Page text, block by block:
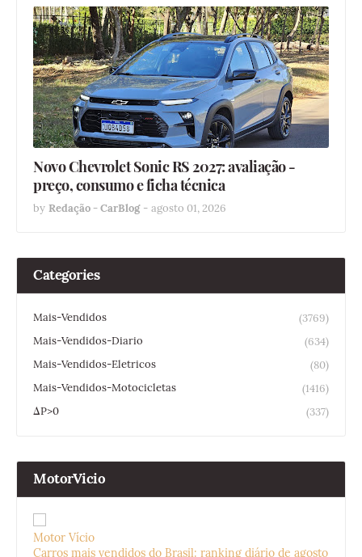
Novo Chevrolet Sonic RS 2027: avaliação -
preço, consumo e ficha técnica
by Redação - CarBlog - agosto 01, 2026
Categories
Mais-Vendidos
(3769)
Mais-Vendidos-Diario
(634)
Mais-Vendidos-Eletricos
(80)
Mais-Vendidos-Motocicletas
(1416)
ΔP>0
(337)
MotorVicio
Motor Vício
Carros mais vendidos do Brasil: ranking diário de agosto